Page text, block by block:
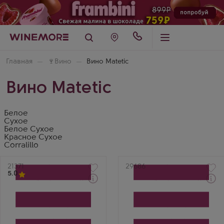
Главная 🍷 Вино Вино Matetic
Вино Matetic
Белое
Сухое
Белое Сухое
Красное Сухое
Corralillo
Артикул
21371
5.0
Совиньон Блан
Артикул
29686
Климат Сира